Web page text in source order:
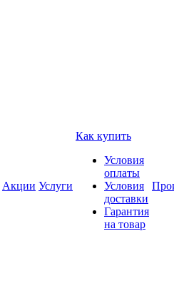
Акции Услуги
Как купить
Условия
оплаты
Условия
доставки
Гарантия
на товар